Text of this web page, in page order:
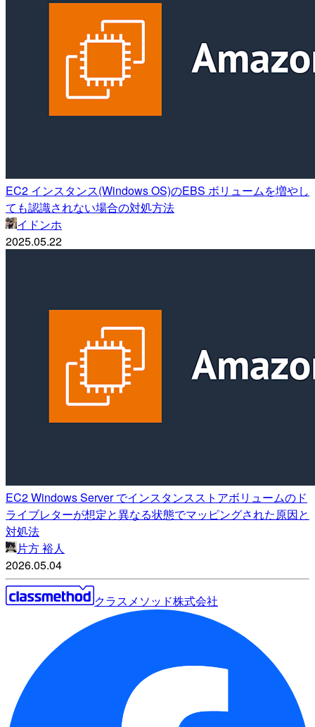
EC2 インスタンス(Windows OS)のEBS ボリュームを増やし
ても認識されない場合の対処方法
イドンホ
2025.05.22
EC2 Windows Server でインスタンスストアボリュームのド
ライブレターが想定と異なる状態でマッピングされた原因と
対処法
片方 裕人
2026.05.04
クラスメソッド株式会社